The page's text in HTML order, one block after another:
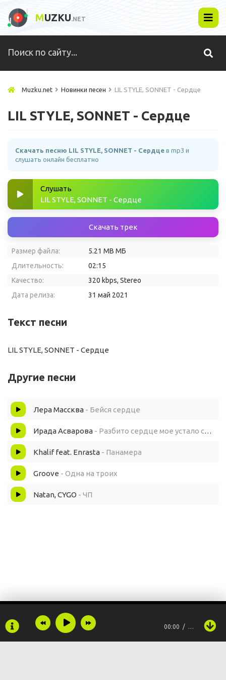
MUZKU.NET
Muzku.net Новинки песен LIL STYLE, SONNET - Сердце
LIL STYLE, SONNET - Сердце
Скачать песню LIL STYLE, SONNET - Сердце в mp3 и
слушать онлайн бесплатно
Слушать
LIL STYLE, SONNET - Сердце
Скачать трек
Размер файла:
5.21 MB МБ
Длительность:
02:15
Качество:
320 kbps, Stereo
Дата релиза:
31 май 2021
Текст песни
LIL STYLE, SONNET - Сердце
Другие песни
Лера Массква - Бейся сердце
Ирада Асварова - Разбито сердце мое устало сердце мое
Khalif feat. Enrasta - Панамера
Groove - Одна на троих
Natan, CYGO - ЧП
00:00